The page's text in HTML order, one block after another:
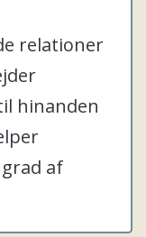
relationer
hinanden
af